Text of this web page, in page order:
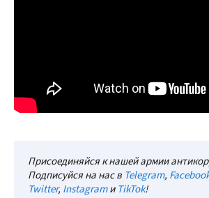
Присоединяйся к нашей армии
Подписуйся на нас в Telegram,
Twitter, InstagramиTikTok!